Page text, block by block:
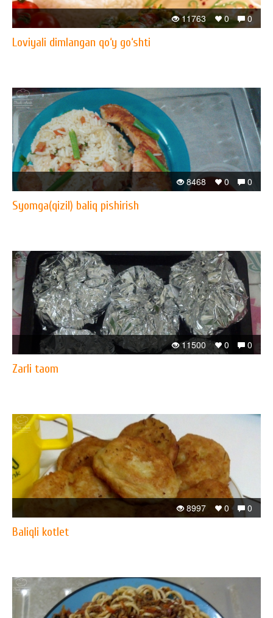
0
0
11763
Loviyali dimlangan qo‘y go‘shti
0
0
8468
Syomga(qizil) baliq pishirish
0
0
11500
Zarli taom
0
0
8997
Baliqli kotlet